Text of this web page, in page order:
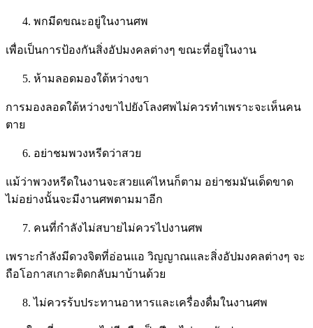
พกมีดขณะอยู่ในงานศพ
​เพื่อเป็นการป้องกันสิ่งอัปมงคลต่างๆ ขณะที่อยู่ในงาน
ห้ามลอดมองใต้หว่างขา
​การมองลอดใต้หว่างขาไปยังโลงศพไม่ควรทำเพราะจะเห็นคน
ตาย
อย่าชมพวงหรีดว่าสวย
​แม้ว่าพวงหรีดในงานจะสวยแค่ไหนก็ตาม อย่าชมมันเด็ดขาด
ไม่อย่างนั้นจะมีงานศพตามมาอีก
คนที่กำลังไม่สบายไม่ควรไปงานศพ
​เพราะกำลังมีดวงจิตที่อ่อนแอ วิญญาณและสิ่งอัปมงคลต่างๆ จะ
ถือโอกาสเกาะติดกลับมาบ้านด้วย
ไม่ควรร้บประทานอาหารและเครื่องดื่มในงานศพ